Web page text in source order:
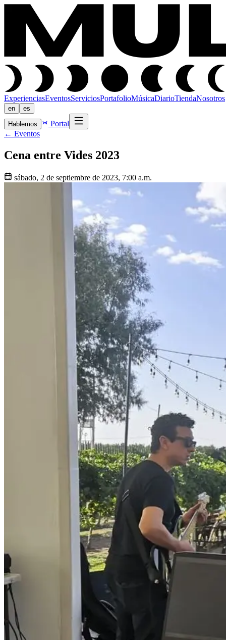
ExperienciasEventosServiciosPortafolioMúsicaDiarioTiendaNosotros
en es
Hablemos
Portal
← Eventos
Cena entre Vides 2023
sábado, 2 de septiembre de 2023, 7:00 a.m.